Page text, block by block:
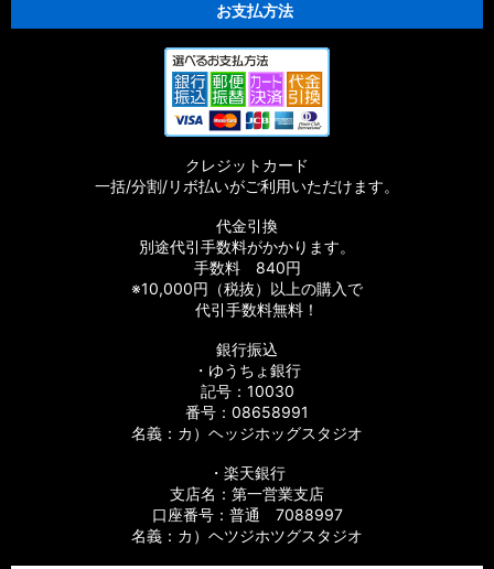
お支払方法
クレジットカード
一括/分割/リボ払いがご利用いただけます。
代金引換
別途代引手数料がかかります。
手数料 840円
※10,000円（税抜）以上の購入で
代引手数料無料！
銀行振込
・ゆうちょ銀行
記号：10030
番号：08658991
名義：カ）ヘッジホッグスタジオ
・楽天銀行
支店名：第一営業支店
口座番号：普通 7088997
名義：カ）ヘツジホツグスタジオ